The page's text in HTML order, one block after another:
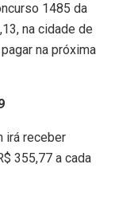
1485 da
na cidade de
na próxima
irá receber
355,77 a cada